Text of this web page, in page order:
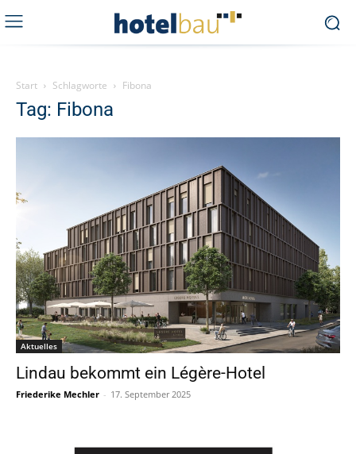
Start Schlagworte Fibona
Tag: Fibona
Aktuelles
Lindau bekommt ein Légère-Hotel
Friederike Mechler - 17. September 2025